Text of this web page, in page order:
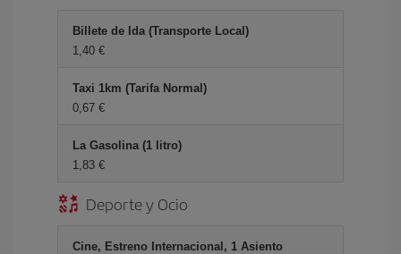
Billete de Ida (Transporte Local)
1,40 €
Taxi 1km (Tarifa Normal)
0,67 €
La Gasolina (1 litro)
1,83 €
Deporte y Ocio
Cine, Estreno Internacional, 1 Asiento